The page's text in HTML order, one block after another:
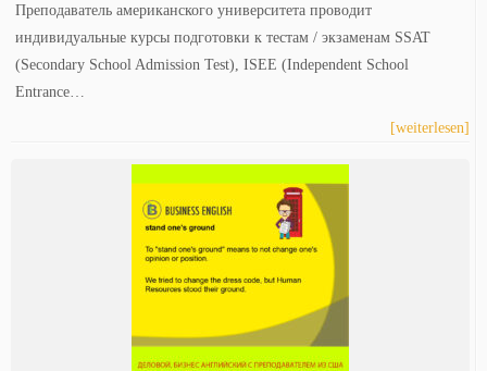
Преподаватель американского университета проводит
индивидуальные курсы подготовки к тестам / экзаменам SSAT
(Secondary School Admission Test), ISEE (Independent School
Entrance…
[weiterlesen]